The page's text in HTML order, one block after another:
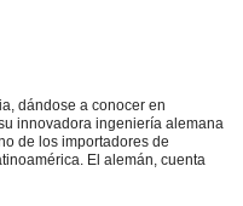
dándose a conocer en
innovadora ingeniería alemana
de los importadores de
El alemán, cuenta